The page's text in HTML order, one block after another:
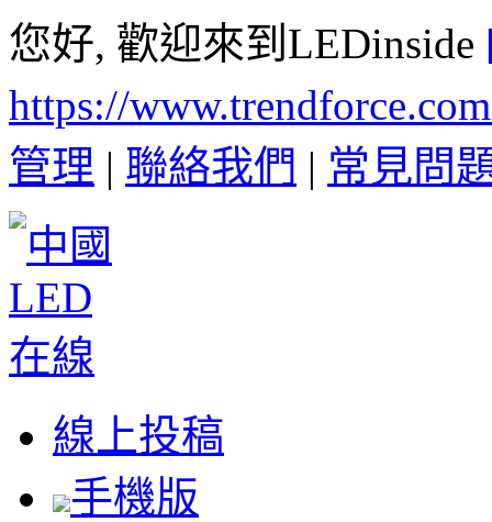
您好, 歡迎來到LEDinside
https://
管理 | 聯絡我們 | 常見問
線上投稿
手機版